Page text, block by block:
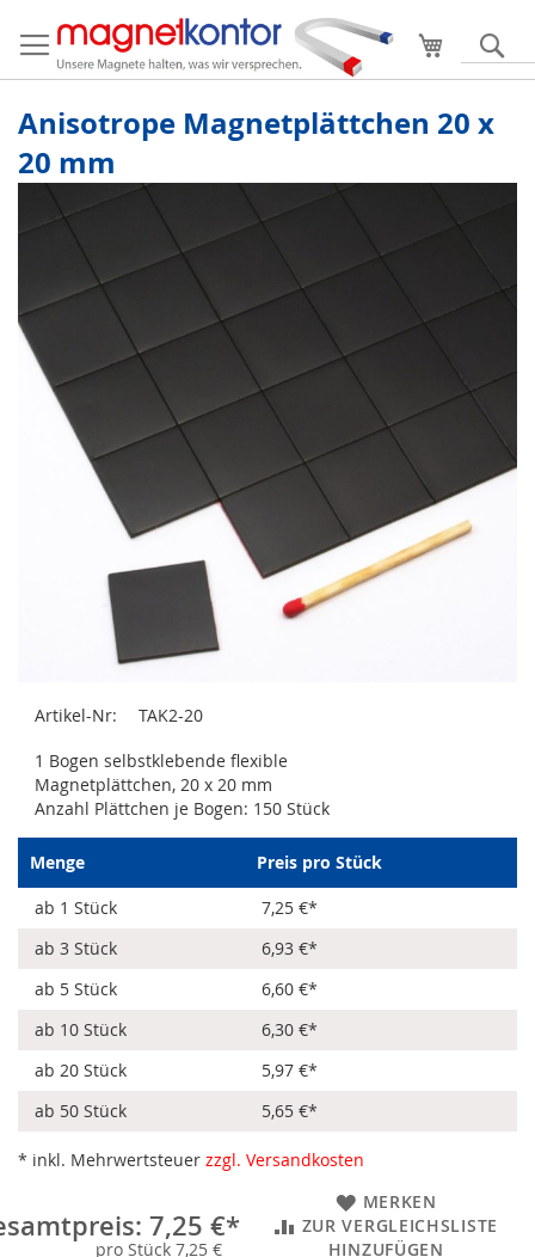
Mein
Anisotrope Magnetplättchen 20 x
20 mm
Ende
Bildergalerie
springen
Anfang
Bildergalerie
springen
Artikel-Nr: TAK2-20
1 Bogen selbstklebende flexible
Magnetplättchen, 20 x 20 mm
Anzahl Plättchen je Bogen: 150 Stück
Menge
Preis pro Stück
ab 1 Stück
7,25 €*
ab 3 Stück
6,93 €*
ab 5 Stück
6,60 €*
ab 10 Stück
6,30 €*
ab 20 Stück
5,97 €*
ab 50 Stück
5,65 €*
* inkl. Mehrwertsteuer zzgl. Versandkosten
7,25 €*
pro Stück 7,25 €
MERKEN
ZUR VERGLEICHSLISTE
HINZUFÜGEN